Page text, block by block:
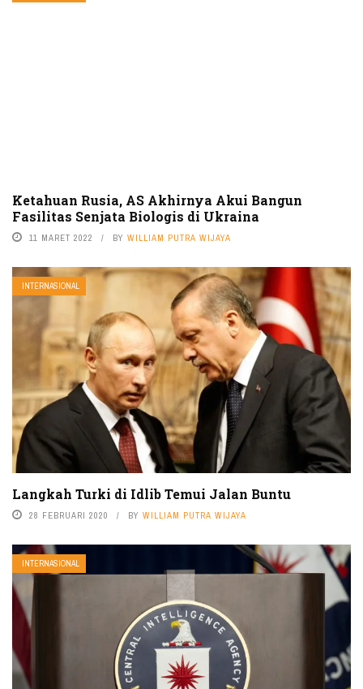
Ketahuan Rusia, AS Akhirnya Akui Bangun
Fasilitas Senjata Biologis di Ukraina
11 MARET 2022 BY WILLIAM PUTRA WIJAYA
INTERNASIONAL
Langkah Turki di Idlib Temui Jalan Buntu
28 FEBRUARI 2020 BY WILLIAM PUTRA WIJAYA
INTERNASIONAL